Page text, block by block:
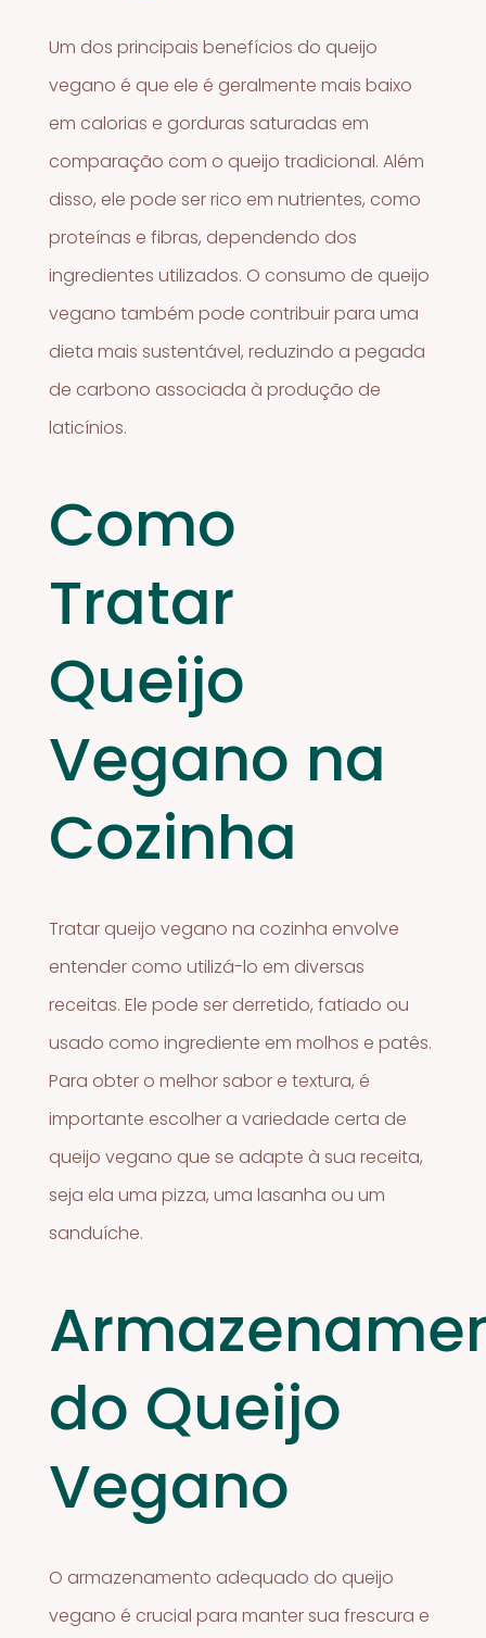
Um dos principais benefícios do queijo
vegano é que ele é geralmente mais baixo
em calorias e gorduras saturadas em
comparação com o queijo tradicional. Além
disso, ele pode ser rico em nutrientes, como
proteínas e fibras, dependendo dos
ingredientes utilizados. O consumo de queijo
vegano também pode contribuir para uma
dieta mais sustentável, reduzindo a pegada
de carbono associada à produção de
laticínios.
Como
Tratar
Queijo
Vegano na
Cozinha
Tratar queijo vegano na cozinha envolve
entender como utilizá-lo em diversas
receitas. Ele pode ser derretido, fatiado ou
usado como ingrediente em molhos e patês.
Para obter o melhor sabor e textura, é
importante escolher a variedade certa de
queijo vegano que se adapte à sua receita,
seja ela uma pizza, uma lasanha ou um
sanduíche.
do Queijo
Vegano
O armazenamento adequado do queijo
vegano é crucial para manter sua frescura e